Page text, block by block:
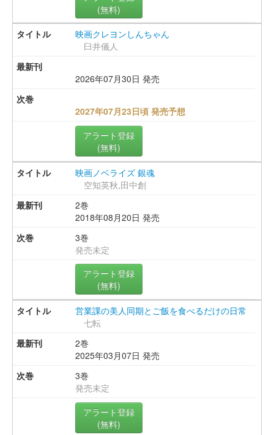
(無料)
映画クレヨンしんちゃん
臼井儀人
2026年07月30日 発売
2027年07月23日頃 発売予想
アラート登録
(無料)
映画ノベライズ 銀魂
空知英秋,田中創
2巻
2018年08月20日 発売
3巻
発売未定
アラート登録
(無料)
営業課の美人同期とご飯を食べるだけの日常
七転
2巻
2025年03月07日 発売
3巻
発売未定
アラート登録
(無料)